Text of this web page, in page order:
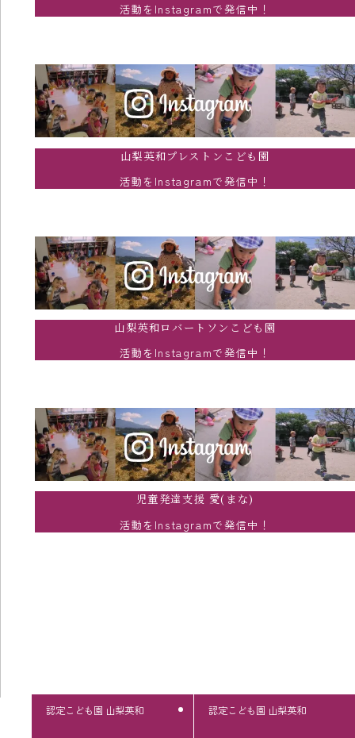
活動をInstagramで発信中！
山梨英和プレストンこども園
活動をInstagramで発信中！
山梨英和ロバートソンこども園
活動をInstagramで発信中！
児童発達支援 愛(まな)
活動をInstagramで発信中！
認定こども園 山梨英和 認定こども園 山梨英和